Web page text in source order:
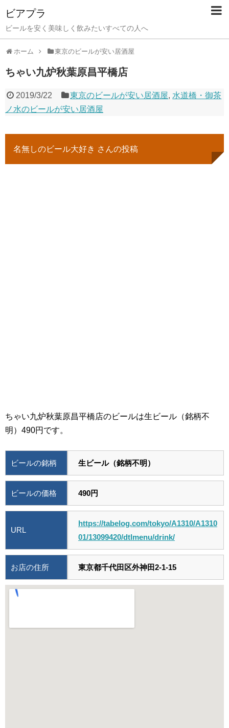
ビアプラ
ビールを安く美味しく飲みたいすべての人へ
ホーム 東京のビールが安い居酒屋
ちゃい九炉秋葉原昌平橋店
2019/3/22 東京のビールが安い居酒屋, 水道橋・御茶
ノ水のビールが安い居酒屋
名無しのビール大好き さんの投稿
ちゃい九炉秋葉原昌平橋店のビールは生ビール（銘柄不
明）490円です。
ビールの銘柄 生ビール（銘柄不明）
ビールの価格 490円
URL
https://tabelog.com/tokyo/A1310/A1310
01/13099420/dtlmenu/drink/
お店の住所 東京都千代田区外神田2-1-15